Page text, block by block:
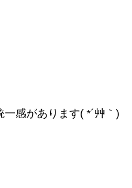
感があります( *´艸｀)